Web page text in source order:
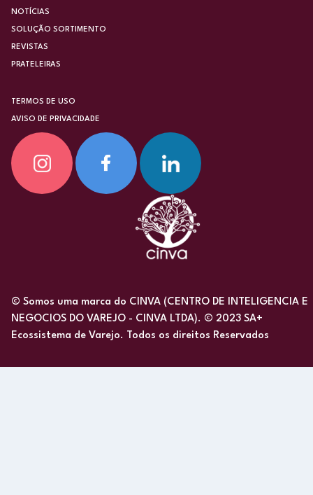
NOTÍCIAS
SOLUÇÃO SORTIMENTO
REVISTAS
PRATELEIRAS
TERMOS DE USO
AVISO DE PRIVACIDADE
© Somos uma marca do CINVA (CENTRO DE INTELIGENCIA E
NEGOCIOS DO VAREJO - CINVA LTDA). © 2023 SA+
Ecossistema de Varejo. Todos os direitos Reservados